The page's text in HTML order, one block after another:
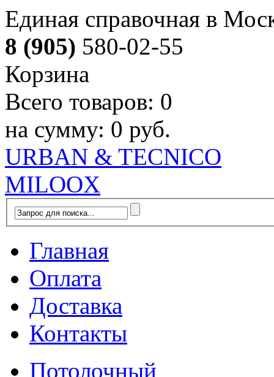
Единая справочная в
8 (905) 580-02-55
Корзина
Всего товаров: 0
на сумму: 0 руб.
URBAN & TECNICO
MILOOX
Главная
Оплата
Доставка
Контакты
Потолочный